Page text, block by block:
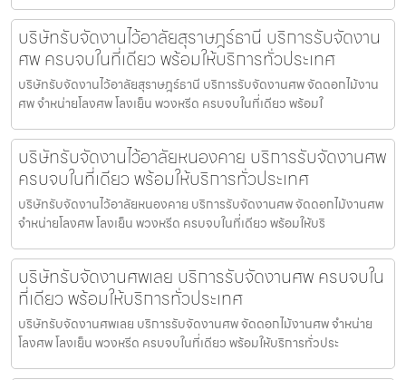
บริษัทรับจัดงานไว้อาลัยสุราษฎร์ธานี บริการรับจัดงาน
ศพ ครบจบในที่เดียว พร้อมให้บริการทั่วประเทศ
บริษัทรับจัดงานไว้อาลัยสุราษฎร์ธานี บริการรับจัดงานศพ จัดดอกไม้งาน
ศพ จำหน่ายโลงศพ โลงเย็น พวงหรีด ครบจบในที่เดียว พร้อมใ
บริษัทรับจัดงานไว้อาลัยหนองคาย บริการรับจัดงานศพ
ครบจบในที่เดียว พร้อมให้บริการทั่วประเทศ
บริษัทรับจัดงานไว้อาลัยหนองคาย บริการรับจัดงานศพ จัดดอกไม้งานศพ
จำหน่ายโลงศพ โลงเย็น พวงหรีด ครบจบในที่เดียว พร้อมให้บริ
บริษัทรับจัดงานศพเลย บริการรับจัดงานศพ ครบจบใน
ที่เดียว พร้อมให้บริการทั่วประเทศ
บริษัทรับจัดงานศพเลย บริการรับจัดงานศพ จัดดอกไม้งานศพ จำหน่าย
โลงศพ โลงเย็น พวงหรีด ครบจบในที่เดียว พร้อมให้บริการทั่วประ